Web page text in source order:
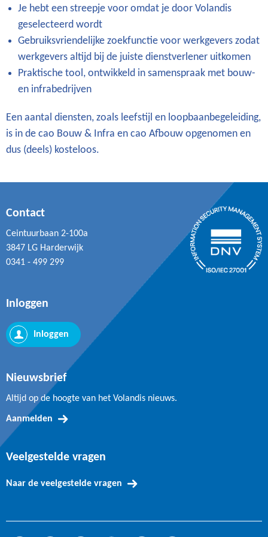
Je hebt een streepje voor omdat je door Volandis
geselecteerd wordt
Gebruiksvriendelijke zoekfunctie voor werkgevers zodat
werkgevers altijd bij de juiste dienstverlener uitkomen
Praktische tool, ontwikkeld in samenspraak met bouw-
en infrabedrijven
Een aantal diensten, zoals leefstijl en loopbaanbegeleiding,
is in de cao Bouw & Infra en cao Afbouw opgenomen en
dus (deels) kosteloos.
Contact
Ceintuurbaan 2-100a
3847 LG Harderwijk
0341 - 499 299
Nieuwsbrief
Altijd op de hoogte van het Volandis nieuws.
Aanmelden
Veelgestelde vragen
Naar de veelgestelde vragen
Inloggen
Inloggen